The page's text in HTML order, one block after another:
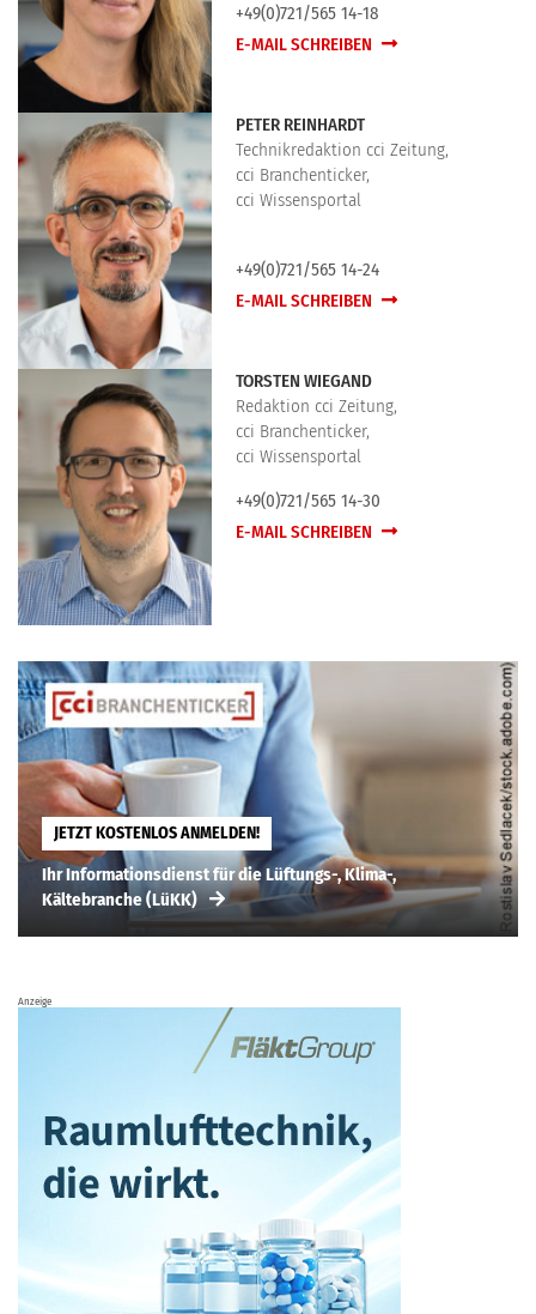
+49(0)721/565 14-18
E-MAIL SCHREIBEN
PETER REINHARDT
Technikredaktion cci Zeitung,
cci Branchenticker,
cci Wissensportal
+49(0)721/565 14-24
E-MAIL SCHREIBEN
TORSTEN WIEGAND
Redaktion cci Zeitung,
cci Branchenticker,
cci Wissensportal
+49(0)721/565 14-30
E-MAIL SCHREIBEN
JETZT KOSTENLOS ANMELDEN!
Ihr Informationsdienst für die Lüftungs-, Klima-,
Kältebranche (LüKK)
Anzeige